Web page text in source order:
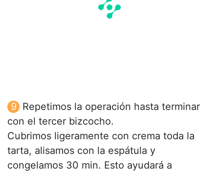
Repetimos la operación hasta terminar
con el tercer bizcocho.
Cubrimos ligeramente con crema toda la
tarta, alisamos con la espátula y
congelamos 30 min. Esto ayudará a